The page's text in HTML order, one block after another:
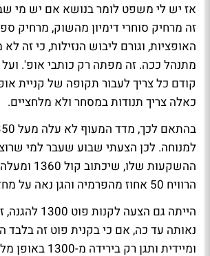
אז יש לי משפט לומר בנושא אם יש מי
זה מרחיק סוחרי דימיון מהשוק, מרחיק
האופציות, וגורם ליבוש הנזילות, כי זה
מתנהל ככה. זה מפתה רק כותבי אופ'.
קודם כל צריך לעבור תקופה של קניית
כאלה צריך תנודות במסחר ולא מלחציים.
למנוחה. לכן הצעתי שבוע שעבר למי
ההשקעות
הרוויח 50 אחוז מהפרמיה והגן נאה על מחזיק מניות שירדו.
הייתה גם הצעה
נאותה עד כה, אם כי בקנית פוט זה בלבד
ומיידית ותגן רק